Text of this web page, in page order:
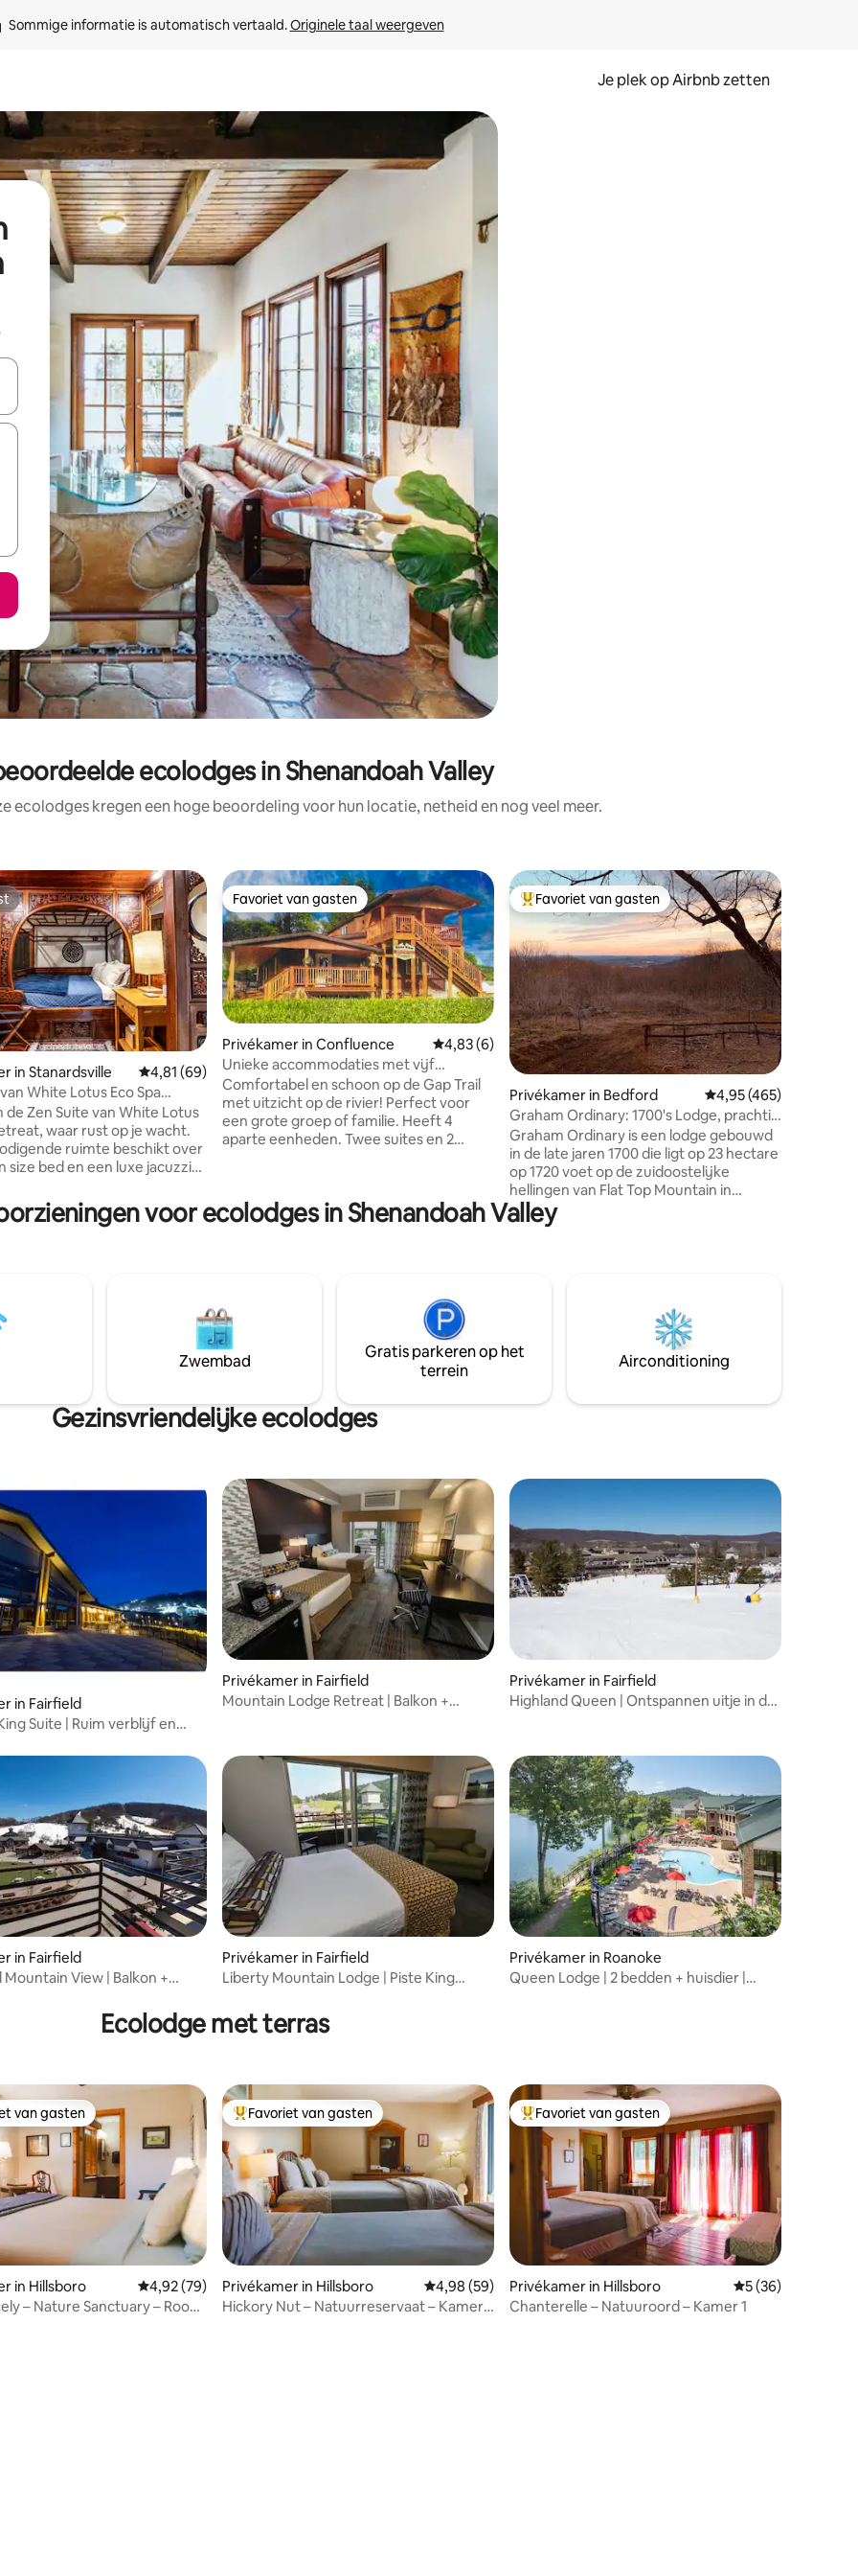
Sommige informatie is automatisch vertaald. Originele taal weergeven
Je plek op Airbnb zetten
keuze met je de pijltjestoetsen omhoog en omlaag, óf door te tikken of swipen.
ecolodges in Shenandoah Valley
ecolodges kregen een hoge beoordeling voor hun locatie, netheid en nog veel meer.
van 5 op 5, 9 recensies
in Stanardsville Gemiddelde beoordeling van 4,81 op 5, 69 recensies
4,81 (69)
White Lotus Eco Spa
de Zen Suite van White Lotus
waar rust op je wacht.
ruimte beschikt over
size bed en een luxe jacuzzi
handgesneden Chinees
dan 230 jaar oud, wat een
Houd er
dat huisdieren en roken
Je kamer is zelf
Favoriet van gasten
Favoriet van gasten
Privékamer in Confluence Gemiddelde beoordeling van 4,83 op 5, 6 recensies
4,83 (6)
Unieke accommodaties met vijf
slaapkamers aan de Gap Trail
Comfortabel en schoon op de Gap Trail
met uitzicht op de rivier! Perfect voor
een grote groep of familie. Heeft 4
aparte eenheden. Twee suites en 2
op de tweede verdieping heeft een
uitstekend uitzicht! "Home Sweet Home
hotelkameraccommodaties. Er zijn drie
grote dekken met tuinmeubilair. Wifi,
satelliet-tv. Gasgrills. Gratis parkeren
Topfavoriet van gasten
Favoriet van gasten
Privékamer in Bedford Gemiddelde
4,95 (465)
Graham Ordinary: 1700's Lodge, prachtig
uitzicht
Graham Ordinary is een lodge gebouwd
in de late jaren 1700 die ligt op 23 hectare
op 1720 voet op de zuidoostelijke
hellingen van Flat Top Mountain in
Bedford, VA. De accommodatie deelt
een grens met George Washington en
vele activiteiten direct voor de deur -
wandelen, vissen, fietsen, vogels kijken,
wijntochten en meer. Lokale tijdelijke
belasting van $ 8,08 toegevoegd.
voor ecolodges in Shenandoah Valley
Zwembad
Gratis parkeren op het
terrein
Airconditioning
Gezinsvriendelijke ecolodges
in Fairfield
Suite | Ruim verblijf en
Privékamer in Fairfield
Mountain Lodge Retreat | Balkon +
Privékamer in Fairfield
Highland Queen | Ontspannen uitje in de
in Fairfield
Mountain View | Balkon +
Privékamer in Fairfield
Liberty Mountain Lodge | Piste King
Privékamer in Roanoke
Queen Lodge | 2 bedden + huisdier |
Ecolodge met terras
van gasten
van gasten
in Hillsboro Gemiddelde beoordeling van 4,92 op 5, 79 recensies
4,92 (79)
– Nature Sanctuary – Room
Topfavoriet van gasten
Favoriet van gasten
Privékamer in Hillsboro Gemiddelde beoordeling van 4,98 op 5, 59 recensies
4,98 (59)
Hickory Nut – Natuurreservaat – Kamer
Topfavoriet van gasten
Favoriet van gasten
Privékamer in Hillsboro Gemiddelde
5 (36)
Chanterelle – Natuuroord – Kamer 1